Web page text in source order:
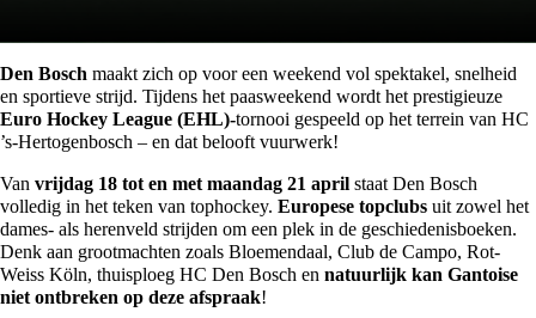
Den Bosch maakt zich op voor een weekend vol spektakel, snelheid
en sportieve strijd. Tijdens het paasweekend wordt het prestigieuze
Euro Hockey League (EHL)-tornooi gespeeld op het terrein van HC
’s-Hertogenbosch – en dat belooft vuurwerk!
Van vrijdag 18 tot en met maandag 21 april staat Den Bosch
volledig in het teken van tophockey. Europese topclubs uit zowel het
dames- als herenveld strijden om een plek in de geschiedenisboeken.
Denk aan grootmachten zoals Bloemendaal, Club de Campo, Rot-
Weiss Köln, thuisploeg HC Den Bosch en natuurlijk kan Gantoise
niet ontbreken op deze afspraak!